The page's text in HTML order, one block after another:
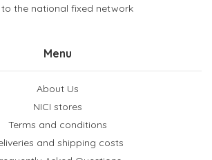
to the national fixed network
Menu
About Us
NICI stores
Terms and conditions
and shipping costs